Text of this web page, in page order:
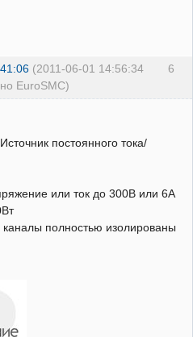
6
(2011-06-01 14:56:34
EuroSMC)
постоянного тока/
или ток до 300В или 6А
полностью изолированы